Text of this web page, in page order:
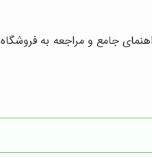
جامع و مراجعه به